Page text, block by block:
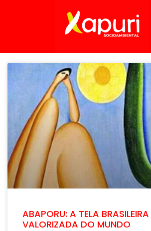
ABAPORU: A TELA
VALORIZADA DO MUNDO